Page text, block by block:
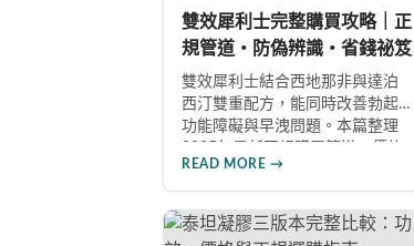
雙效犀利士完整購買攻略｜正
規管道・防偽辨識・省錢祕笈
雙效犀利士結合西地那非與達泊
西汀雙重配方，能同時改善勃起
功能障礙與早洩問題。本篇整理
分析、防偽驗證方法及省錢優惠
資訊，幫助您避開市面上超過65%
的假貨陷阱，選購100%正品雙效
犀利士。
READ MORE →